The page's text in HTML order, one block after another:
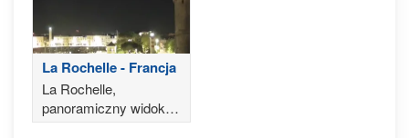
La Rochelle - Francja
La Rochelle,
panoramiczny widok
na stary port